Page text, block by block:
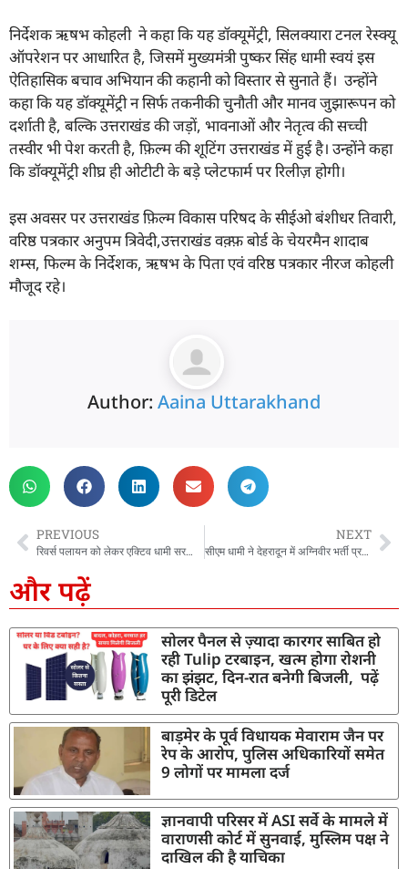
निर्देशक ऋषभ कोहली ने कहा कि यह डॉक्यूमेंट्री, सिलक्यारा टनल रेस्क्यू
ऑपरेशन पर आधारित है, जिसमें मुख्यमंत्री पुष्कर सिंह धामी स्वयं इस
ऐतिहासिक बचाव अभियान की कहानी को विस्तार से सुनाते हैं। उन्होंने
कहा कि यह डॉक्यूमेंट्री न सिर्फ तकनीकी चुनौती और मानव जुझारूपन को
दर्शाती है, बल्कि उत्तराखंड की जड़ों, भावनाओं और नेतृत्व की सच्ची
तस्वीर भी पेश करती है, फ़िल्म की शूटिंग उत्तराखंड में हुई है। उन्होंने कहा
कि डॉक्यूमेंट्री शीघ्र ही ओटीटी के बड़े प्लेटफार्म पर रिलीज़ होगी।
इस अवसर पर उत्तराखंड फ़िल्म विकास परिषद के सीईओ बंशीधर तिवारी,
वरिष्ठ पत्रकार अनुपम त्रिवेदी,उत्तराखंड वक़्फ़ बोर्ड के चेयरमैन शादाब
शम्स, फिल्म के निर्देशक, ऋषभ के पिता एवं वरिष्ठ पत्रकार नीरज कोहली
मौजूद रहे।
Author: Aaina Uttarakhand
PREVIOUS
रिवर्स पलायन को लेकर एक्टिव धामी सरकार, राज्यभर में आयोजित करेगी प्रवासी पंचायतें, जानिए इसके फायदे
NEXT
सीएम धामी ने देहरादून में अग्निवीर भर्ती प्रशिक्षण केंद्र का किया निरीक्षण, अग्निवीर भर्ती की तैयारी कर रहे युवाओं से संवाद कर बढ़ाया उत्साह
और पढ़ें
सोलर पैनल से ज़्यादा कारगर साबित हो
रही Tulip टरबाइन, खत्म होगा रोशनी
का झंझट, दिन-रात बनेगी बिजली, पढ़ें
पूरी डिटेल
बाड़मेर के पूर्व विधायक मेवाराम जैन पर
रेप के आरोप, पुलिस अधिकारियों समेत
9 लोगों पर मामला दर्ज
ज्ञानवापी परिसर में ASI सर्वे के मामले में
वाराणसी कोर्ट में सुनवाई, मुस्लिम पक्ष ने
दाखिल की है याचिका